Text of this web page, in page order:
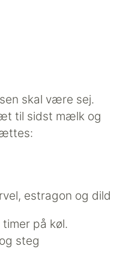
skal være sej.
til sidst mælk og
estragon og dild
på køl.
steg